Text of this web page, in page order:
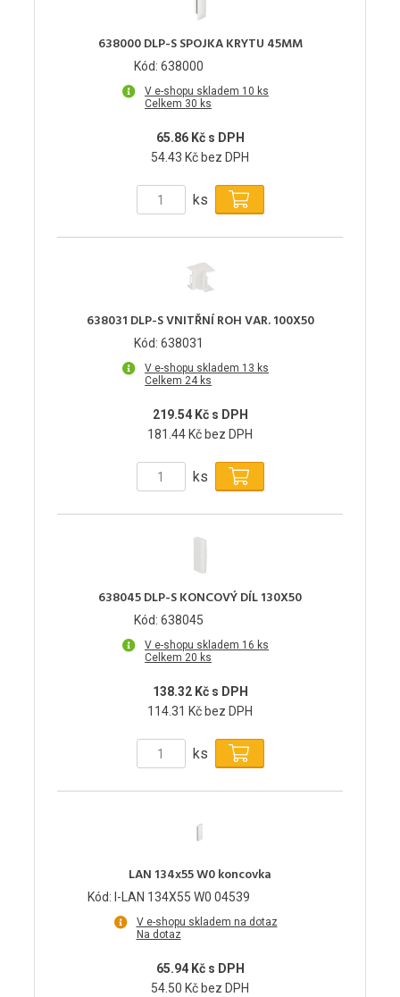
638000 DLP-S SPOJKA KRYTU 45MM
Kód: 638000
V e-shopu skladem 10 ks
Celkem 30 ks
65.86 Kč s DPH
54.43 Kč bez DPH
ks
638031 DLP-S VNITŘNÍ ROH VAR. 100X50
Kód: 638031
V e-shopu skladem 13 ks
Celkem 24 ks
219.54 Kč s DPH
181.44 Kč bez DPH
ks
638045 DLP-S KONCOVÝ DÍL 130X50
Kód: 638045
V e-shopu skladem 16 ks
Celkem 20 ks
138.32 Kč s DPH
114.31 Kč bez DPH
ks
LAN 134x55 W0 koncovka
Kód: I-LAN 134X55 W0 04539
V e-shopu skladem na dotaz
Na dotaz
65.94 Kč s DPH
54.50 Kč bez DPH